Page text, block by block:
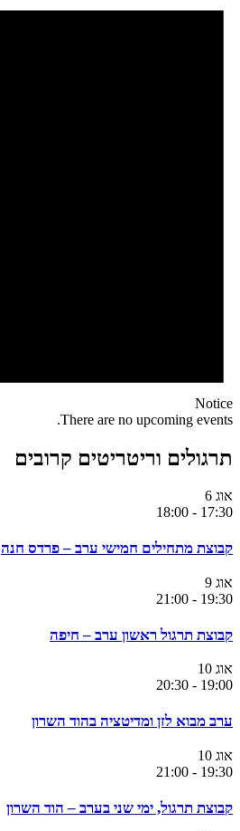
Notice
There are no upcoming events.
תרגולים וריטריטים קרובים
אוג 6
17:30
-
18:00
קבוצת מתחילים חמישי ערב – פרדס חנה
אוג 9
19:30
-
21:00
קבוצת תרגול ראשון ערב – חיפה
אוג 10
19:00
-
20:30
ערב מבוא לזן ומדיטציה בהוד השרון
אוג 10
19:30
-
21:00
קבוצת תרגול, ימי שני בערב – הוד השרון